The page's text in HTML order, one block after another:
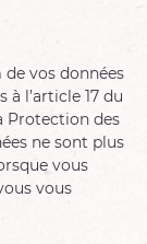
de vos données
l’article 17 du
Protection des
ne sont plus
vous
vous